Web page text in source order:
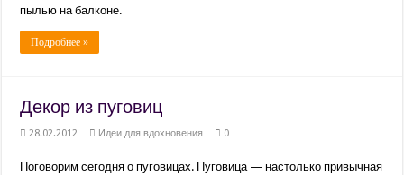
пылью на балконе.
Подробнее »
Декор из пуговиц
28.02.2012 Идеи для вдохновения 0
Поговорим сегодня о пуговицах. Пуговица — настолько привычная